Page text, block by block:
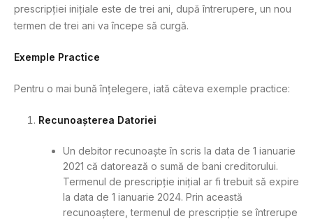
prescripției inițiale este de trei ani, după întrerupere, un nou
termen de trei ani va începe să curgă.
Exemple Practice
Pentru o mai bună înțelegere, iată câteva exemple practice:
Recunoașterea Datoriei
Un debitor recunoaște în scris la data de 1 ianuarie
2021 că datorează o sumă de bani creditorului.
Termenul de prescripție inițial ar fi trebuit să expire
la data de 1 ianuarie 2024. Prin această
recunoaștere, termenul de prescripție se întrerupe